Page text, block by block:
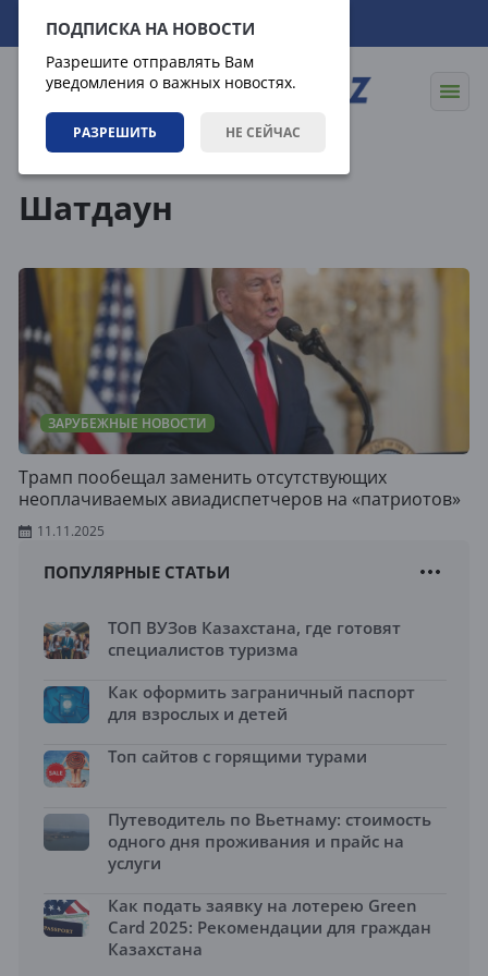
ПОДПИСКА НА НОВОСТИ
Разрешите отправлять Вам
уведомления о важных новостях.
РАЗРЕШИТЬ НЕ СЕЙЧАС
08.08.2026 08:11:08
Шатдаун
ЗАРУБЕЖНЫЕ НОВОСТИ
Трамп пообещал заменить отсутствующих
неоплачиваемых авиадиспетчеров на «патриотов»
11.11.2025
ПОПУЛЯРНЫЕ СТАТЬИ
ТОП ВУЗов Казахстана, где готовят
специалистов туризма
Как оформить заграничный паспорт
для взрослых и детей
Топ сайтов с горящими турами
Путеводитель по Вьетнаму: стоимость
одного дня проживания и прайс на
услуги
Как подать заявку на лотерею Green
Card 2025: Рекомендации для граждан
Казахстана